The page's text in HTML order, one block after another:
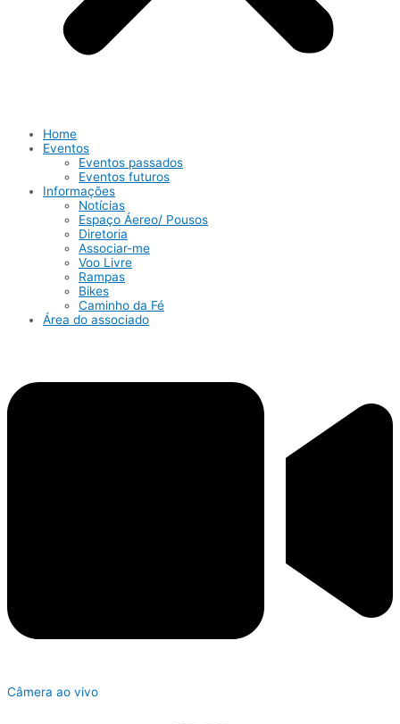
Home
Eventos
Eventos passados
Eventos futuros
Informações
Notícias
Espaço Áereo/ Pousos
Diretoria
Associar-me
Voo Livre
Rampas
Bikes
Caminho da Fé
Área do associado
Câmera ao vivo